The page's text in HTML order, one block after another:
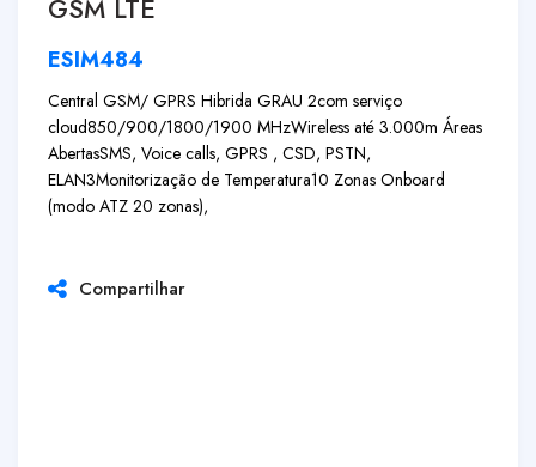
GSM LTE
ESIM484
Central GSM/ GPRS Hibrida GRAU 2com serviço
cloud850/900/1800/1900 MHzWireless até 3.000m Áreas
AbertasSMS, Voice calls, GPRS , CSD, PSTN,
ELAN3Monitorização de Temperatura10 Zonas Onboard
(modo ATZ 20 zonas),
Compartilhar